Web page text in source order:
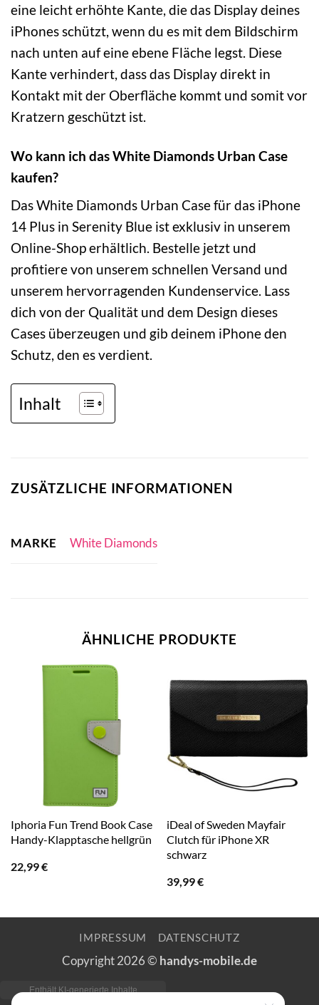
eine leicht erhöhte Kante, die das Display deines
iPhones schützt, wenn du es mit dem Bildschirm
nach unten auf eine ebene Fläche legst. Diese
Kante verhindert, dass das Display direkt in
Kontakt mit der Oberfläche kommt und somit vor
Kratzern geschützt ist.
Wo kann ich das White Diamonds Urban Case
kaufen?
Das White Diamonds Urban Case für das iPhone
14 Plus in Serenity Blue ist exklusiv in unserem
Online-Shop erhältlich. Bestelle jetzt und
profitiere von unserem schnellen Versand und
unserem hervorragenden Kundenservice. Lass
dich von der Qualität und dem Design dieses
Cases überzeugen und gib deinem iPhone den
Schutz, den es verdient.
Inhalt
ZUSÄTZLICHE INFORMATIONEN
MARKE White Diamonds
ÄHNLICHE PRODUKTE
Iphoria Fun Trend Book Case
Handy-Klapptasche hellgrün
22,99€
iDeal of Sweden Mayfair
Clutch für iPhone XR
schwarz
39,99€
IMPRESSUM DATENSCHUTZ
Copyright 2026 © handys-mobile.de